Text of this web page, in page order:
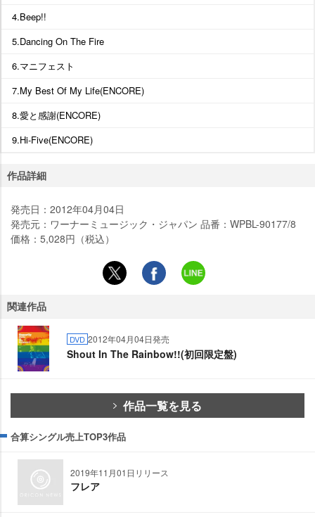
4.Beep!!
5.Dancing On The Fire
6.マニフェスト
7.My Best Of My Life(ENCORE)
8.愛と感謝(ENCORE)
9.Hi-Five(ENCORE)
作品詳細
発売日：2012年04月04日
発売元：ワーナーミュージック・ジャパン 品番：WPBL-90177/8
価格：5,028円（税込）
関連作品
DVD 2012年04月04日発売
Shout In The Rainbow!!(初回限定盤)
作品一覧を見る
合算シングル売上TOP3作品
2019年11月01日リリース
フレア